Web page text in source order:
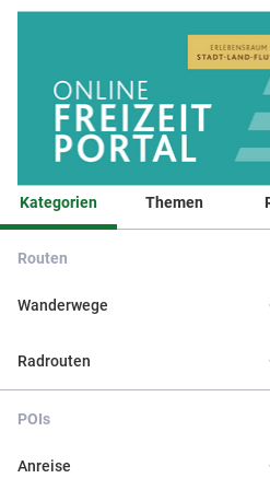
Kategorien Themen
Routen
Wanderwege
Radrouten
POIs
Anreise